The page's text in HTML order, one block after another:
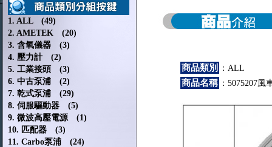
1. ALL (49)
2. AMETEK (20)
3. 含氧儀器 (3)
4. 壓力計 (2)
5. 工業接頭 (3)
6. 中古泵浦 (2)
7. 乾式泵浦 (29)
8. 伺服驅動器 (5)
9. 微波高壓電源 (1)
10. 匹配器 (3)
11. Carbo泵浦 (24)
商品類別 ：ALL
商品名稱 ：5075207